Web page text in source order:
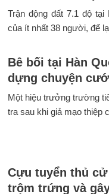
Trận động đất 7.1 độ
của ít nhất 38 người, để
Bê bối tại Hàn
dựng chuyện
Một hiệu trưởng trường
tra sau khi giả mạo thiệp
Cựu tuyển thủ
trộm trứng và